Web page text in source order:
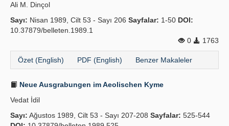
Ali M. Dinçol
Sayı: Nisan 1989, Cilt 53 - Sayı 206 Sayfalar: 1-50 DOI:
10.37879/belleten.1989.1
0
1763
Özet (English) PDF (English) Benzer Makaleler
Neue Ausgrabungen im Aeolischen Kyme
Vedat İdil
Sayı: Ağustos 1989, Cilt 53 - Sayı 207-208 Sayfalar: 525-544